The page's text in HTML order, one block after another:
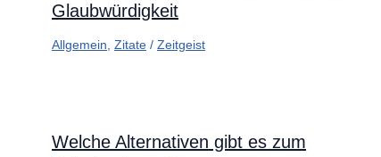
Glaubwürdigkeit
Allgemein Zitate / Zeitgeist
Welche Alternativen gibt es zum